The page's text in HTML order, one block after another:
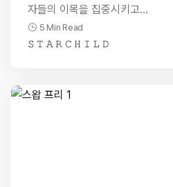
자들의 이목을 집중시키고…
5 Min Read
𝚂 𝚃 𝙰 𝚁 𝙲 𝙷 𝙸 𝙻 𝙳